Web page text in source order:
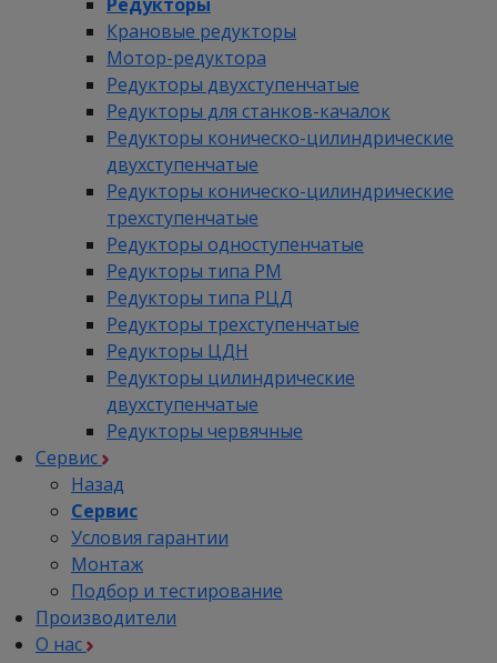
Крановые редукторы
Мотор-редуктора
Редукторы двухступенчатые
Редукторы для станков-качалок
Редукторы коническо-цилиндрические
двухступенчатые
Редукторы коническо-цилиндрические
трехступенчатые
Редукторы одноступенчатые
Редукторы типа РМ
Редукторы типа РЦД
Редукторы трехступенчатые
Редукторы ЦДН
Редукторы цилиндрические
двухступенчатые
Редукторы червячные
Сервис
Назад
Сервис
Условия гарантии
Монтаж
Подбор и тестирование
Производители
О нас